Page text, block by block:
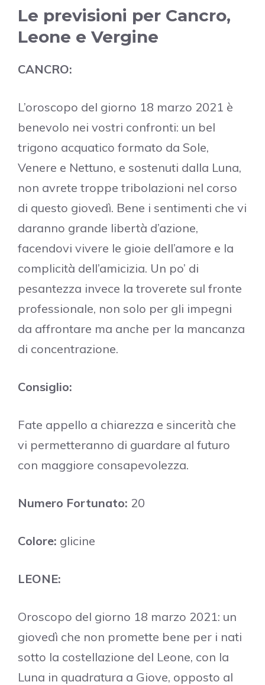
Le previsioni per Cancro,
Leone e Vergine
CANCRO:
L’oroscopo del giorno 18 marzo 2021 è
benevolo nei vostri confronti: un bel
trigono acquatico formato da Sole,
Venere e Nettuno, e sostenuti dalla Luna,
non avrete troppe tribolazioni nel corso
di questo giovedì. Bene i sentimenti che vi
daranno grande libertà d’azione,
facendovi vivere le gioie dell’amore e la
complicità dell’amicizia. Un po’ di
pesantezza invece la troverete sul fronte
professionale, non solo per gli impegni
da affrontare ma anche per la mancanza
di concentrazione.
Consiglio:
Fate appello a chiarezza e sincerità che
vi permetteranno di guardare al futuro
con maggiore consapevolezza.
Numero Fortunato: 20
Colore: glicine
LEONE:
Oroscopo del giorno 18 marzo 2021: un
giovedì che non promette bene per i nati
sotto la costellazione del Leone, con la
Luna in quadratura a Giove, opposto al